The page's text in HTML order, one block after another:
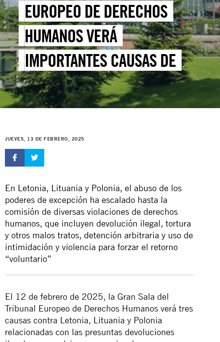
EUROPEO DE DERECHOS
HUMANOS VERÁ
IMPORTANTES CAUSAS DE
“DEVOLUCIÓN ILEGAL”
JUEVES, 13 DE FEBRERO, 2025
En Letonia, Lituania y Polonia, el abuso de los
poderes de excepción ha escalado hasta la
comisión de diversas violaciones de derechos
humanos, que incluyen devolución ilegal, tortura
y otros malos tratos, detención arbitraria y uso de
intimidación y violencia para forzar el retorno
“voluntario”
El 12 de febrero de 2025, la Gran Sala del
Tribunal Europeo de Derechos Humanos verá tres
causas contra Letonia, Lituania y Polonia
relacionadas con las presuntas devoluciones